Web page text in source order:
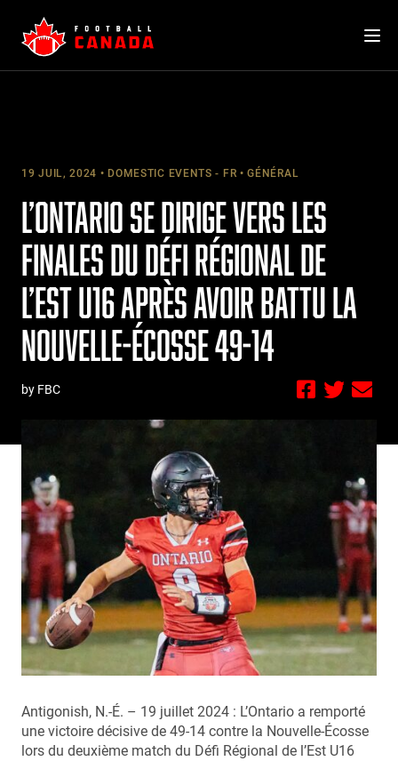
content
19 JUIL, 2024 DOMESTIC EVENTS - FR GÉNÉRAL
L’ONTARIO SE DIRIGE VERS LES
FINALES DU DÉFI RÉGIONAL DE
L’EST U16 APRÈS AVOIR BATTU LA
NOUVELLE-ÉCOSSE 49-14
by FBC
Antigonish, N.-É. – 19 juillet 2024 : L’Ontario a remporté
une victoire décisive de 49-14 contre la Nouvelle-Écosse
lors du deuxième match du Défi Régional de l’Est U16